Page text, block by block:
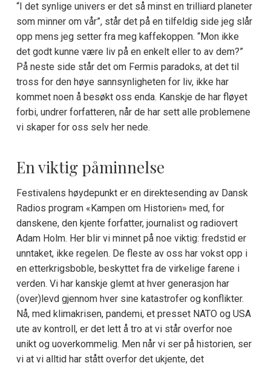
“I det synlige univers er det så minst en trilliard planeter
som minner om vår”, står det på en tilfeldig side jeg slår
opp mens jeg setter fra meg kaffekoppen. “Mon ikke
det godt kunne være liv på en enkelt eller to av dem?”
På neste side står det om Fermis paradoks, at det til
tross for den høye sannsynligheten for liv, ikke har
kommet noen å besøkt oss enda. Kanskje de har fløyet
forbi, undrer forfatteren, når de har sett alle problemene
vi skaper for oss selv her nede.
En viktig påminnelse
Festivalens høydepunkt er en direktesending av Dansk
Radios program «Kampen om Historien» med, for
danskene, den kjente forfatter, journalist og radiovert
Adam Holm. Her blir vi minnet på noe viktig: fredstid er
unntaket, ikke regelen. De fleste av oss har vokst opp i
en etterkrigsboble, beskyttet fra de virkelige farene i
verden. Vi har kanskje glemt at hver generasjon har
(over)levd gjennom hver sine katastrofer og konflikter.
Nå, med klimakrisen, pandemi, et presset NATO og USA
ute av kontroll, er det lett å tro at vi står overfor noe
unikt og uoverkommelig. Men når vi ser på historien, ser
vi at vi alltid har stått overfor det ukjente, det